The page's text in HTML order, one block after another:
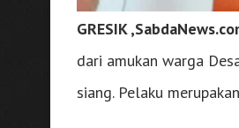
GRESIK
dari amukan warga
siang. Pelaku